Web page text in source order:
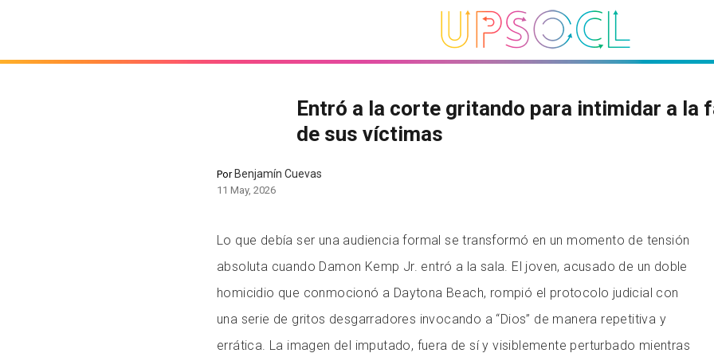
Entró a la corte gritando para intimidar a la
de sus víctimas
PorBenjamín Cuevas
11 May, 2026
Lo que debía ser una audiencia formal se transformó en un momento de tensión
absoluta cuando Damon Kemp Jr. entró a la sala. El joven, acusado de un doble
homicidio que conmocionó a Daytona Beach, rompió el protocolo judicial con
una serie de gritos desgarradores invocando a “Dios” de manera repetitiva y
errática. La imagen del imputado, fuera de sí y visiblemente perturbado mientras